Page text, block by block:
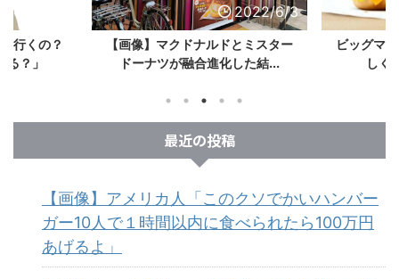
2022/6/3
行くの？
？」
2022/6/3
【画像】マクドナルドとミスター
ドーナツが融合進化した結...
ビッグマ
しく
最近の投稿
【画像】アメリカ人「このクソでかいハンバー
ガー10人で１時間以内に食べられたら100万円
あげるよ」